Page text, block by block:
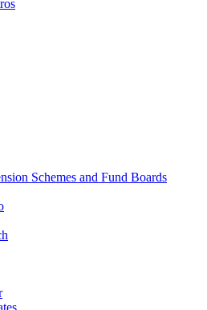
Schemes and Fund Boards